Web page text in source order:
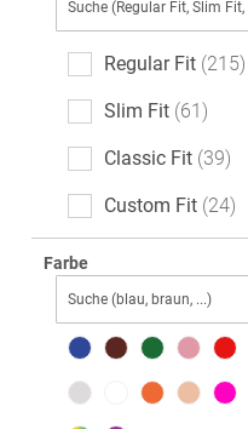
Regular Fit 215
Slim Fit 61
Classic Fit 39
Custom Fit 24
Comfort Fit
Relaxed Fit 9
Tailored Fit 7
Farbe